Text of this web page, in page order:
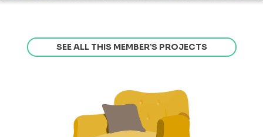
SEE ALL THIS MEMBER’S PROJECTS